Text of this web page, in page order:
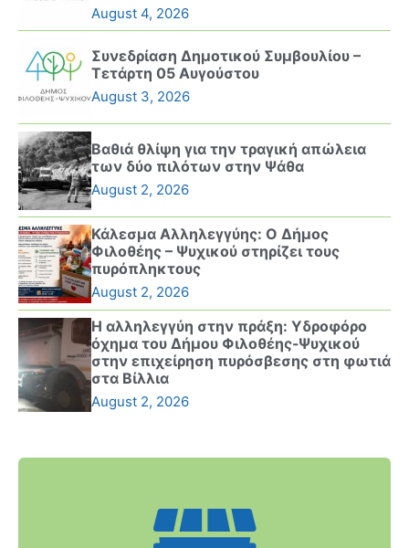
August 4, 2026
Συνεδρίαση Δημοτικού Συμβουλίου –
Τετάρτη 05 Αυγούστου
August 3, 2026
Βαθιά θλίψη για την τραγική απώλεια
των δύο πιλότων στην Ψάθα
August 2, 2026
Κάλεσμα Αλληλεγγύης: Ο Δήμος
Φιλοθέης – Ψυχικού στηρίζει τους
πυρόπληκτους
August 2, 2026
Η αλληλεγγύη στην πράξη: Υδροφόρο
όχημα του Δήμου Φιλοθέης-Ψυχικού
στην επιχείρηση πυρόσβεσης στη φωτιά
στα Βίλλια
August 2, 2026